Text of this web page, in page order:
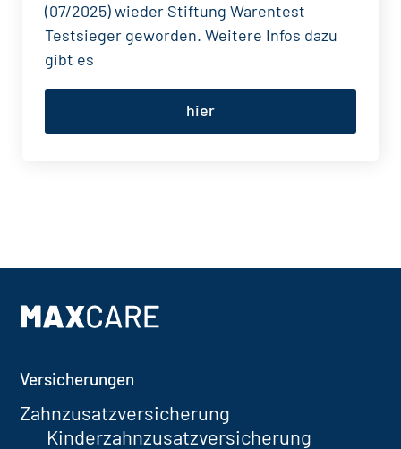
(07/2025) wieder Stiftung Warentest
Testsieger geworden. Weitere Infos dazu
gibt es
hier
Versicherungen
Zahnzusatzversicherung
Kinderzahnzusatzversicherung